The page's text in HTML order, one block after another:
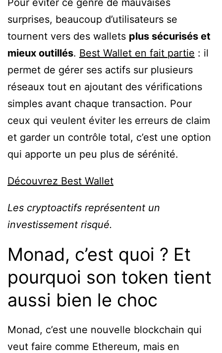
Pour éviter ce genre de mauvaises
surprises, beaucoup d’utilisateurs se
tournent vers des wallets plus sécurisés et
mieux outillés. Best Wallet en fait partie : il
permet de gérer ses actifs sur plusieurs
réseaux tout en ajoutant des vérifications
simples avant chaque transaction. Pour
ceux qui veulent éviter les erreurs de claim
et garder un contrôle total, c’est une option
qui apporte un peu plus de sérénité.
Découvrez Best Wallet
Les cryptoactifs représentent un
investissement risqué.
Monad, c’est quoi ? Et
pourquoi son token tient
aussi bien le choc
Monad, c’est une nouvelle blockchain qui
veut faire comme Ethereum, mais en